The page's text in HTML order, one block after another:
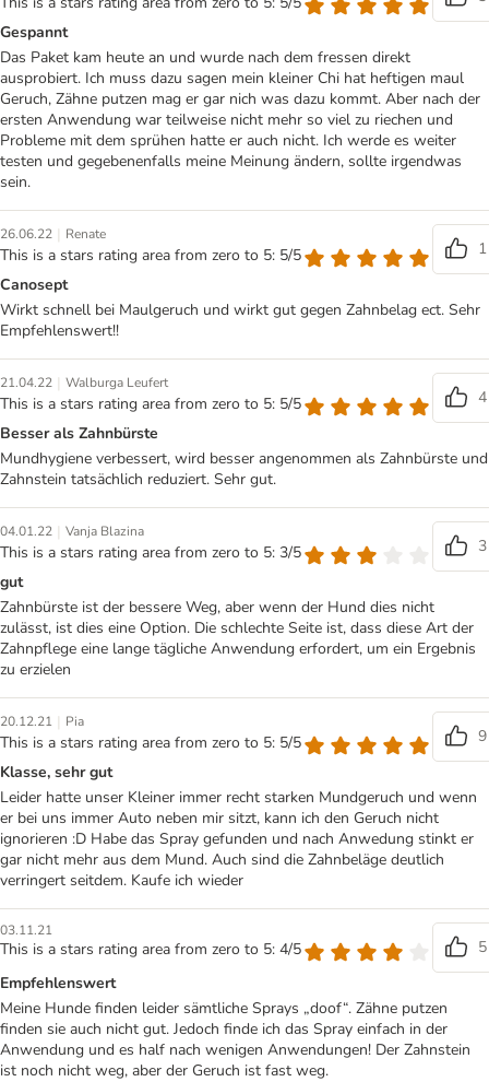
Gespannt
Das Paket kam heute an und wurde nach dem fressen direkt
ausprobiert. Ich muss dazu sagen mein kleiner Chi hat heftigen maul
Geruch, Zähne putzen mag er gar nich was dazu kommt. Aber nach der
ersten Anwendung war teilweise nicht mehr so viel zu riechen und
Probleme mit dem sprühen hatte er auch nicht. Ich werde es weiter
testen und gegebenenfalls meine Meinung ändern, sollte irgendwas
sein.
26.06.22 | Renate
This is a stars rating area from zero to 5: 5/5
1
Canosept
Wirkt schnell bei Maulgeruch und wirkt gut gegen Zahnbelag ect. Sehr
Empfehlenswert!!
21.04.22 | Walburga Leufert
This is a stars rating area from zero to 5: 5/5
4
Besser als Zahnbürste
Mundhygiene verbessert, wird besser angenommen als Zahnbürste und
Zahnstein tatsächlich reduziert. Sehr gut.
04.01.22 | Vanja Blazina
This is a stars rating area from zero to 5: 3/5
3
gut
Zahnbürste ist der bessere Weg, aber wenn der Hund dies nicht
zulässt, ist dies eine Option. Die schlechte Seite ist, dass diese Art der
Zahnpflege eine lange tägliche Anwendung erfordert, um ein Ergebnis
zu erzielen
20.12.21 | Pia
This is a stars rating area from zero to 5: 5/5
9
Klasse, sehr gut
Leider hatte unser Kleiner immer recht starken Mundgeruch und wenn
er bei uns immer Auto neben mir sitzt, kann ich den Geruch nicht
ignorieren :D Habe das Spray gefunden und nach Anwedung stinkt er
gar nicht mehr aus dem Mund. Auch sind die Zahnbeläge deutlich
verringert seitdem. Kaufe ich wieder
03.11.21
This is a stars rating area from zero to 5: 4/5
5
Empfehlenswert
Meine Hunde finden leider sämtliche Sprays „doof“. Zähne putzen
finden sie auch nicht gut. Jedoch finde ich das Spray einfach in der
Anwendung und es half nach wenigen Anwendungen! Der Zahnstein
ist noch nicht weg, aber der Geruch ist fast weg.